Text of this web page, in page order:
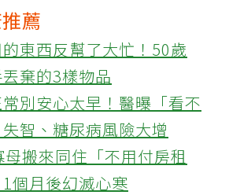
薦
東西反幫了大忙！50歲
棄的3樣物品
別安心太早！醫曝「看不
智、糖尿病風險大增
搬來同住「不用付房租
個月後幻滅心寒